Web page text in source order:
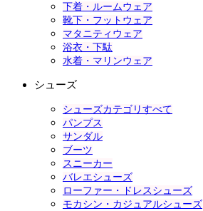
下着・ルームウェア
靴下・フットウェア
マタニティウェア
浴衣・下駄
水着・マリンウェア
シューズ
シューズカテゴリすべて
パンプス
サンダル
ブーツ
スニーカー
バレエシューズ
ローファー・ドレスシューズ
モカシン・カジュアルシューズ